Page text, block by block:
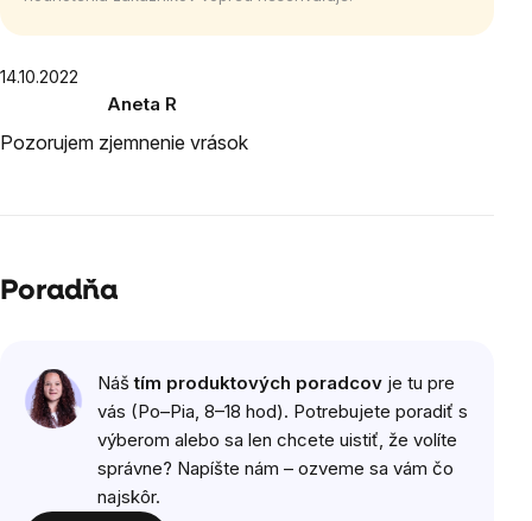
Výpis
Aneta R
produktu
hviezdičiek.
14.10.2022
Pozorujem zjemnenie vrások
Poradňa
Náštím produktových poradcov je tu pre
vás (Po–Pia, 8–18 hod). Potrebujete poradiť s
výberom alebo sa len chcete uistiť, že volíte
správne? Napíšte nám – ozveme sa vám čo
najskôr.